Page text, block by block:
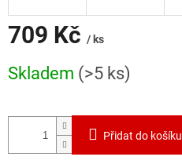
709 Kč / ks
cena:
Skladem (>5 ks)
Přidat do košíku